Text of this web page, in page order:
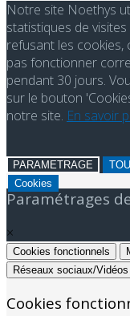
Notre site Noethys
statistiques de
refusant les cookies,
pas fonctionner
pendant 30 jours.
sur le bouton
notre site. En savoir
PARAMETRAGE
Cookies
Paramétrages
×
Cookies fonctionnels
Réseaux sociaux/Vidéos
Cookies